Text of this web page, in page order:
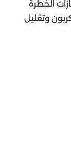
الخطرة
وتقليل